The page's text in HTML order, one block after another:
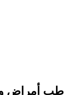
طب أمراض